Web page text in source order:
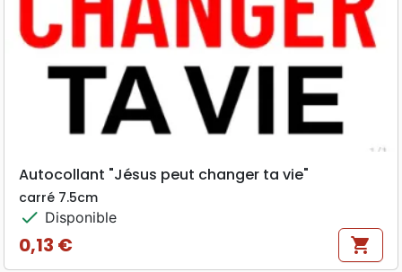
Autocollant "Jésus peut changer ta vie"
carré 7.5cm
check Disponible
Prix
0,13 € shopping_cart